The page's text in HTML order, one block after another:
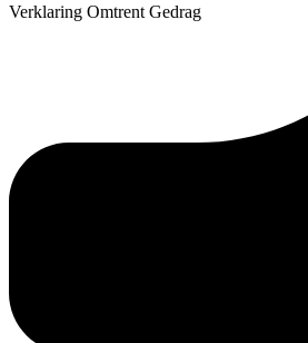
Verklaring Omtrent Gedrag